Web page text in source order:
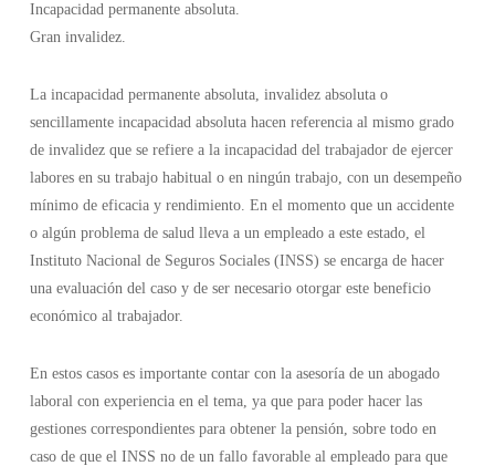
Incapacidad permanente absoluta.
Gran invalidez.
La incapacidad permanente absoluta, invalidez absoluta o
sencillamente incapacidad absoluta hacen referencia al mismo grado
de invalidez que se refiere a la incapacidad del trabajador de ejercer
labores en su trabajo habitual o en ningún trabajo, con un desempeño
mínimo de eficacia y rendimiento. En el momento que un accidente
o algún problema de salud lleva a un empleado a este estado, el
Instituto Nacional de Seguros Sociales (INSS) se encarga de hacer
una evaluación del caso y de ser necesario otorgar este beneficio
económico al trabajador.
En estos casos es importante contar con la asesoría de un abogado
laboral con experiencia en el tema, ya que para poder hacer las
gestiones correspondientes para obtener la pensión, sobre todo en
caso de que el INSS no de un fallo favorable al empleado para que